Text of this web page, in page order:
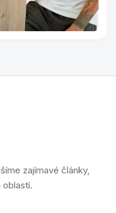
zajímavé články,
oblastí.